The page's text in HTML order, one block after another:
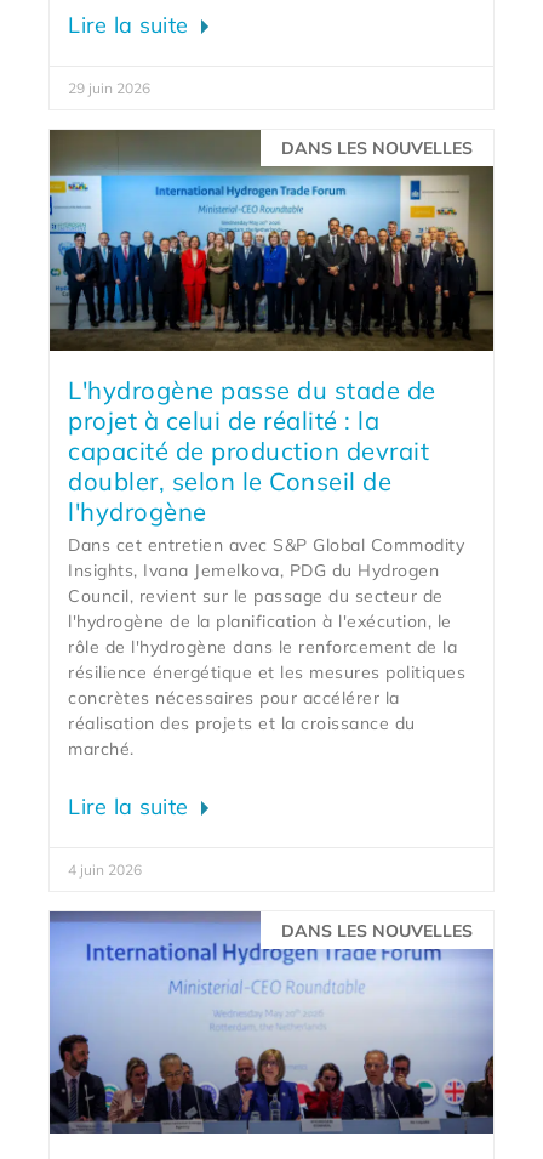
Lire la suite
29 juin 2026
DANS LES NOUVELLES
L'hydrogène passe du stade de
projet à celui de réalité : la
capacité de production devrait
doubler, selon le Conseil de
l'hydrogène
Dans cet entretien avec S&P Global Commodity
Insights, Ivana Jemelkova, PDG du Hydrogen
Council, revient sur le passage du secteur de
l'hydrogène de la planification à l'exécution, le
rôle de l'hydrogène dans le renforcement de la
résilience énergétique et les mesures politiques
concrètes nécessaires pour accélérer la
réalisation des projets et la croissance du
marché.
Lire la suite
4 juin 2026
DANS LES NOUVELLES